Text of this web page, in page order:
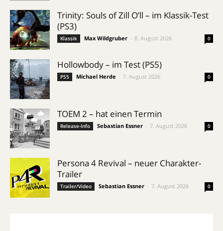
Trinity: Souls of Zill O’ll – im Klassik-Test
(PS3)
Klassik Max Wildgruber 8. August 2026 0
Hollowbody – im Test (PS5)
PS5 Michael Herde 7. August 2026 0
TOEM 2 – hat einen Termin
Release-Info Sebastian Essner 7. August 2026 0
Persona 4 Revival – neuer Charakter-
Trailer
Trailer/Video Sebastian Essner 7. August 2026 0